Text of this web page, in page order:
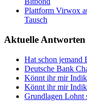
Plattform Virwox
Tausch
Aktuelle Antworten
Hat schon jemand
Deutsche Bank
Könnt ihr mir
Könnt ihr mir
Grundlagen Lohnt